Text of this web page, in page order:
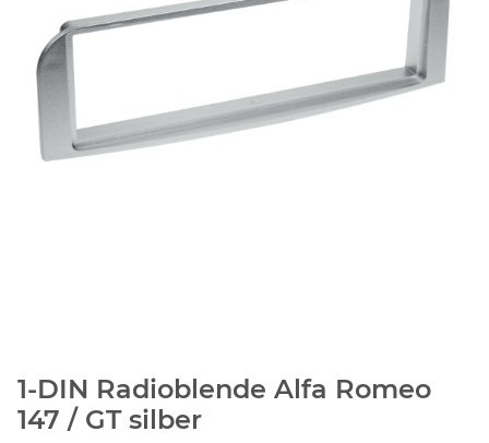
1-DIN Radioblende Alfa Romeo
147 / GT silber